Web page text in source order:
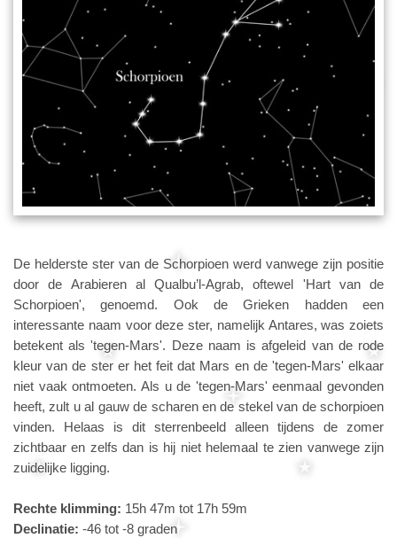
De helderste ster van de Schorpioen werd vanwege zijn positie
door de Arabieren al Qualbu’l-Agrab, oftewel 'Hart van de
Schorpioen', genoemd. Ook de Grieken hadden een
interessante naam voor deze ster, namelijk Antares, was zoiets
betekent als 'tegen-Mars'. Deze naam is afgeleid van de rode
kleur van de ster er het feit dat Mars en de 'tegen-Mars' elkaar
niet vaak ontmoeten. Als u de 'tegen-Mars' eenmaal gevonden
heeft, zult u al gauw de scharen en de stekel van de schorpioen
vinden. Helaas is dit sterrenbeeld alleen tijdens de zomer
zichtbaar en zelfs dan is hij niet helemaal te zien vanwege zijn
zuidelijke ligging.
Rechte klimming: 15h 47m tot 17h 59m
Declinatie: -46 tot -8 graden